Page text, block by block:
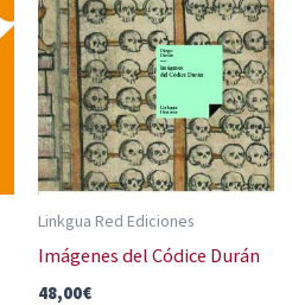
Linkgua Red Ediciones
Imágenes del Códice Durán
48,00€